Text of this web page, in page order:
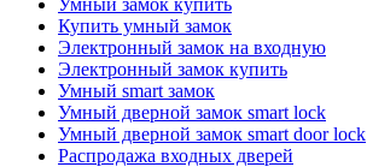
Умный замок купить
Купить умный замок
Электронный замок на входную
Электронный замок купить
Умный smart замок
Умный дверной замок smart lock
Умный дверной замок smart door lock
Распродажа входных дверей